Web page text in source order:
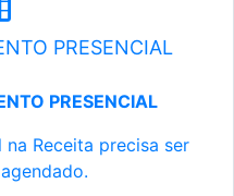
PRESENCIAL
PRESENCIAL
Receita precisa ser